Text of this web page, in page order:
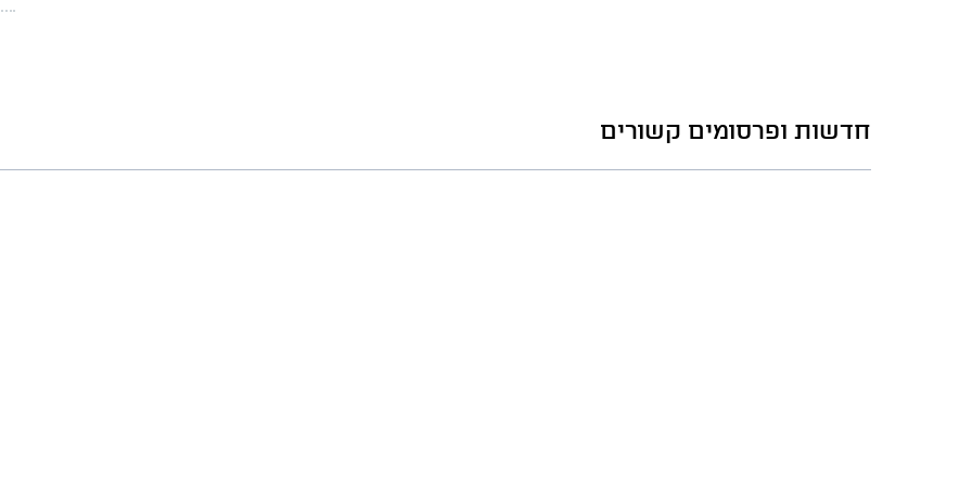
חדשות ופרסומים קשורים